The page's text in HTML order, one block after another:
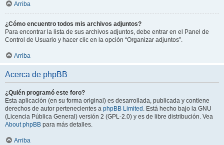
Arriba
¿Cómo encuentro todos mis archivos adjuntos?
Para encontrar la lista de sus archivos adjuntos, debe entrar en el Panel de
Control de Usuario y hacer clic en la opción “Organizar adjuntos”.
Arriba
Acerca de phpBB
¿Quién programó este foro?
Esta aplicación (en su forma original) es desarrollada, publicada y contiene
derechos de autor pertenecientes a phpBB Limited . Está hecho bajo la GNU
(Licencia Pública General) versión 2 (GPL-2.0) y es de libre distribución. Vea
About phpBB para más detalles.
Arriba